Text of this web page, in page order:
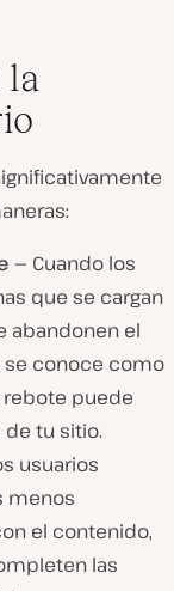
la
— Cuando los
que se cargan
abandonen el
se conoce como
puede
tu sitio.
usuarios
menos
el contenido,
las